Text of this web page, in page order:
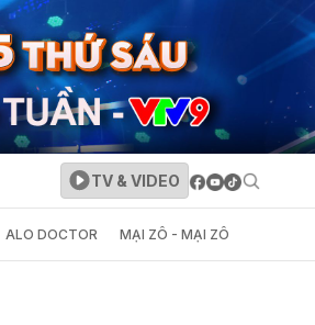
TV & VIDEO
ALO DOCTOR MẠI ZÔ - MẠI ZÔ